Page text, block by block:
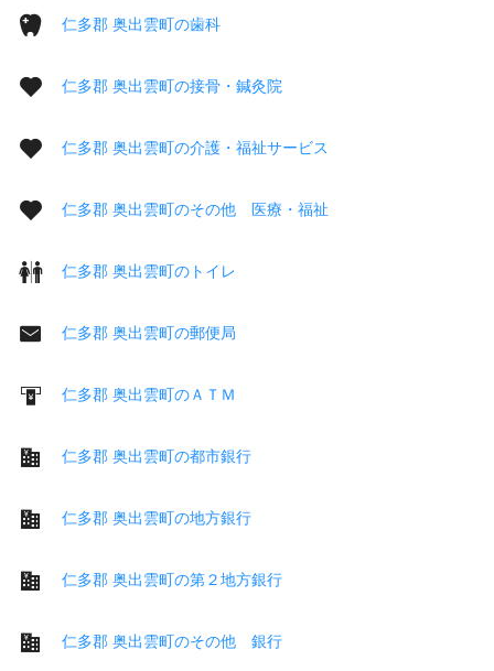
仁多郡 奥出雲町の歯科
仁多郡 奥出雲町の接骨・鍼灸院
仁多郡 奥出雲町の介護・福祉サービス
仁多郡 奥出雲町のその他 医療・福祉
仁多郡 奥出雲町のトイレ
仁多郡 奥出雲町の郵便局
仁多郡 奥出雲町のＡＴＭ
仁多郡 奥出雲町の都市銀行
仁多郡 奥出雲町の地方銀行
仁多郡 奥出雲町の第２地方銀行
仁多郡 奥出雲町のその他 銀行